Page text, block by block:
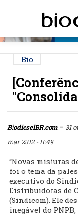
Bio
BiodieselBR.com- 31
mar 2012 - 11:49
“Novas misturas
foi o tema da
executivo do
Distribuidoras de
(Sindicom). Ele
inegável do